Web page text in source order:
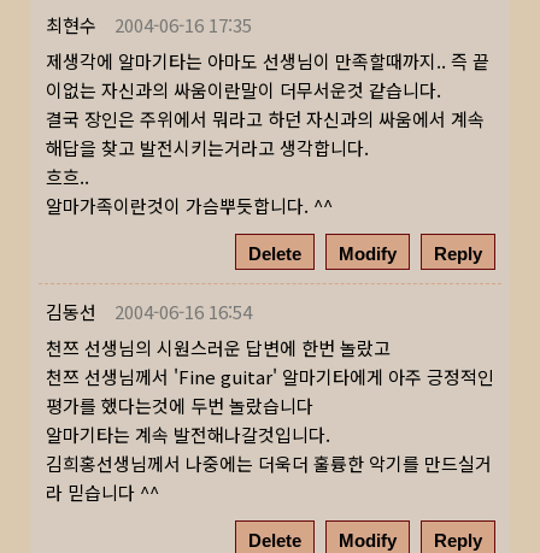
최현수
2004-06-16 17:35
제생각에 알마기타는 아마도 선생님이 만족할때까지.. 즉 끝
이없는 자신과의 싸움이란말이 더무서운것 같습니다.
결국 장인은 주위에서 뭐라고 하던 자신과의 싸움에서 계속
해답을 찾고 발전시키는거라고 생각합니다.
흐흐..
알마가족이란것이 가슴뿌듯합니다. ^^
Delete Modify Reply
김동선
2004-06-16 16:54
천쯔 선생님의 시원스러운 답변에 한번 놀랐고
천쯔 선생님께서 'Fine guitar' 알마기타에게 아주 긍정적인
평가를 했다는것에 두번 놀랐습니다
알마기타는 계속 발전해나갈것입니다.
김희홍선생님께서 나중에는 더욱더 훌륭한 악기를 만드실거
라 믿습니다 ^^
Delete Modify Reply